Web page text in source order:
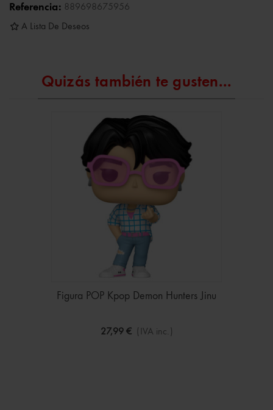
Referencia: 889698675956
A Lista De Deseos
Quizás también te gusten...
Figura POP Kpop Demon Hunters Jinu
27,99 € (IVA inc.)